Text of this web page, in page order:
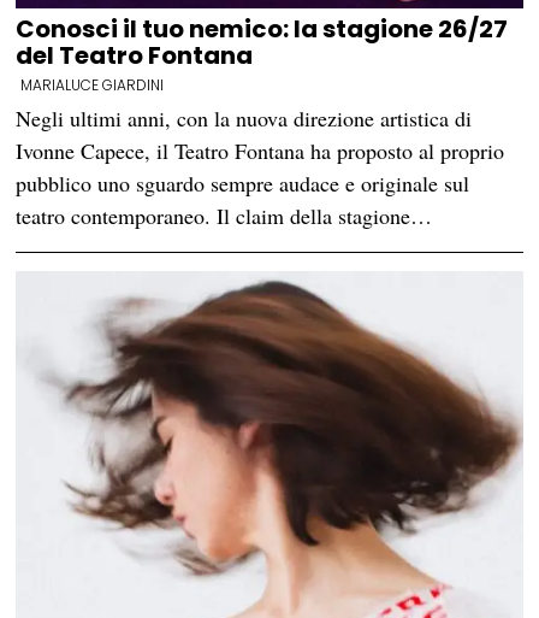
Conosci il tuo nemico: la stagione 26/27
del Teatro Fontana
MARIALUCE GIARDINI
Negli ultimi anni, con la nuova direzione artistica di
Ivonne Capece, il Teatro Fontana ha proposto al proprio
pubblico uno sguardo sempre audace e originale sul
teatro contemporaneo. Il claim della stagione…